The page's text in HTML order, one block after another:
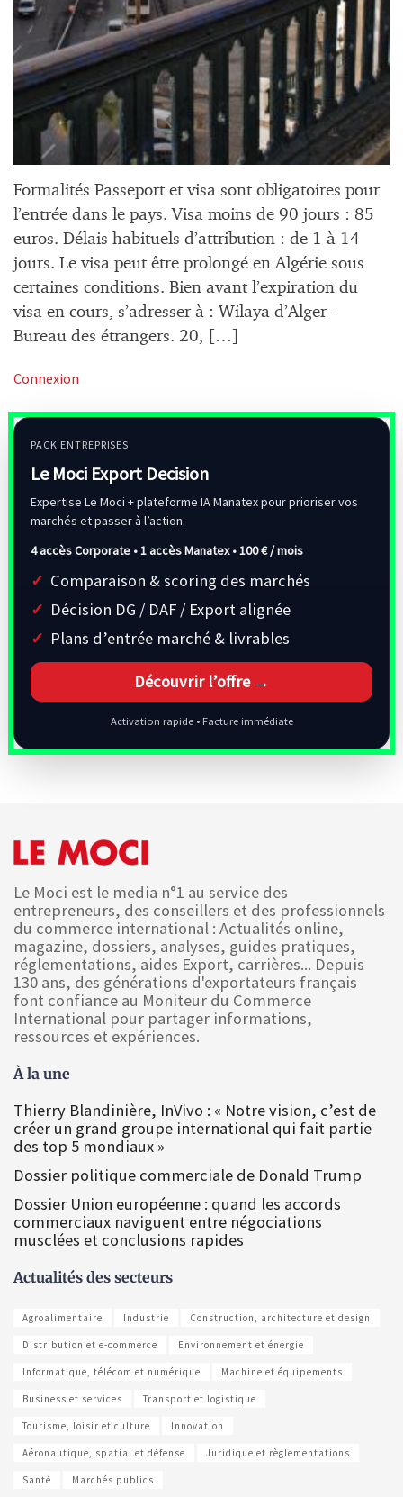
Formalités Passeport et visa sont obligatoires pour
l’entrée dans le pays. Visa moins de 90 jours : 85
euros. Délais habituels d’attribution : de 1 à 14
jours. Le visa peut être prolongé en Algérie sous
certaines conditions. Bien avant l’expiration du
visa en cours, s’adresser à : Wilaya d’Alger -
Bureau des étrangers. 20, […]
Connexion
PACK ENTREPRISES
Le Moci Export Decision
Expertise Le Moci + plateforme IA Manatex pour prioriser vos
marchés et passer à l’action.
4 accès Corporate • 1 accès Manatex •100 € / mois
Comparaison & scoring des marchés
Décision DG / DAF / Export alignée
Plans d’entrée marché & livrables
Découvrir l’offre →
Activation rapide • Facture immédiate
Le Moci est le media n°1 au service des
entrepreneurs, des conseillers et des professionnels
du commerce international : Actualités online,
magazine, dossiers, analyses, guides pratiques,
réglementations, aides Export, carrières... Depuis
130 ans, des générations d'exportateurs français
font confiance au Moniteur du Commerce
International pour partager informations,
ressources et expériences.
À la une
Thierry Blandinière, InVivo : « Notre vision, c’est de
créer un grand groupe international qui fait partie
des top 5 mondiaux »
Dossier politique commerciale de Donald Trump
Dossier Union européenne : quand les accords
commerciaux naviguent entre négociations
musclées et conclusions rapides
Actualités des secteurs
Agroalimentaire Industrie Construction, architecture et design
Distribution et e-commerce Environnement et énergie
Informatique, télécom et numérique Machine et équipements
Business et services Transport et logistique
Tourisme, loisir et culture Innovation
Aéronautique, spatial et défense Juridique et règlementations
Santé Marchés publics